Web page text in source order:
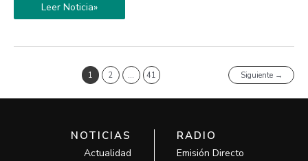
Leer Noticia»
1 2 … 41 Siguiente →
NOTICIAS
Actualidad
RADIO
Emisión Directo